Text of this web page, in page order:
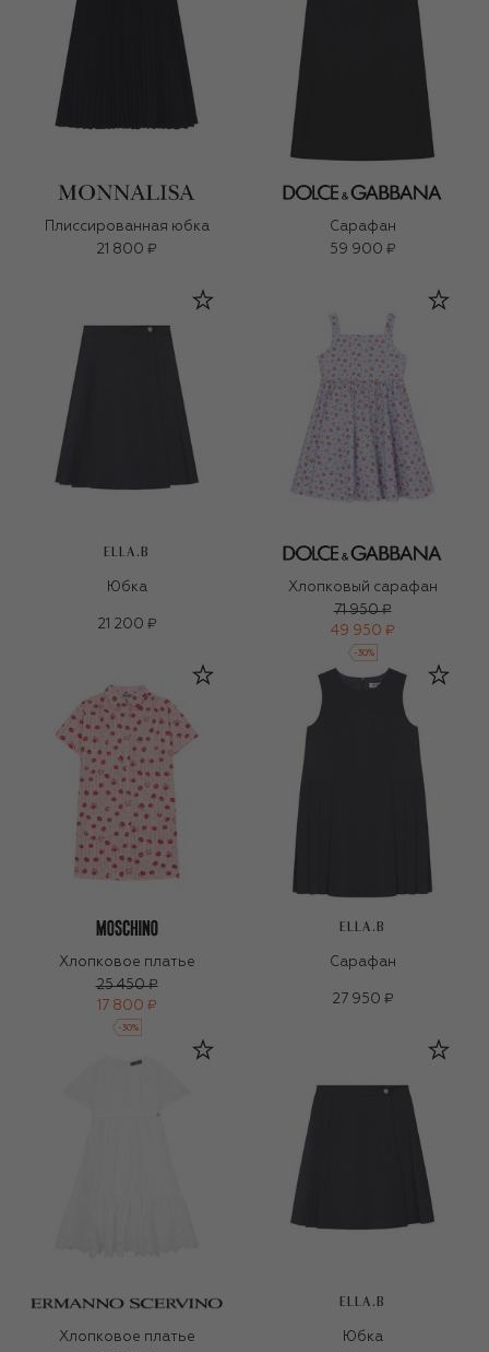
Плиссированная юбка
21 800 ₽
Сарафан
59 900 ₽
ELLA.B
Юбка
21 200 ₽
Хлопковый сарафан
71 950 ₽
49 950 ₽
-30%
Хлопковое платье
25 450 ₽
17 800 ₽
-30%
ELLA.B
Сарафан
27 950 ₽
Хлопковое платье
ELLA.B
Юбка